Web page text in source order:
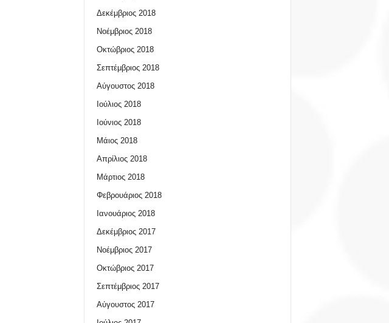
Δεκέμβριος 2018
Νοέμβριος 2018
Οκτώβριος 2018
Σεπτέμβριος 2018
Αύγουστος 2018
Ιούλιος 2018
Ιούνιος 2018
Μάιος 2018
Απρίλιος 2018
Μάρτιος 2018
Φεβρουάριος 2018
Ιανουάριος 2018
Δεκέμβριος 2017
Νοέμβριος 2017
Οκτώβριος 2017
Σεπτέμβριος 2017
Αύγουστος 2017